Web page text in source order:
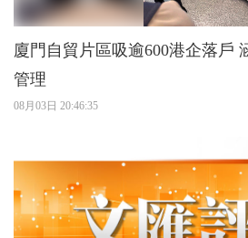
廈門自貿片區吸逾600港企落戶 涵蓋飛機租賃供應鏈
管理
08月03日 20:46:35